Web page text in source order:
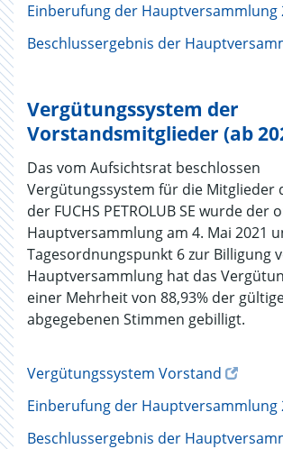
Einberufung der Hauptversammlung
Beschlussergebnis der
Vergütungssystem der
Vorstandsmitglieder (ab
Das vom Aufsichtsrat beschlossen
Vergütungssystem für die Mitglieder
der FUCHS PETROLUB SE wurde der
Hauptversammlung am 4. Mai 2021
Tagesordnungspunkt 6 zur Billigung
Hauptversammlung hat das
einer Mehrheit von 88,93% der
abgegebenen Stimmen gebilligt.
Vergütungssystem Vorstand
Einberufung der Hauptversammlung
Beschlussergebnis der